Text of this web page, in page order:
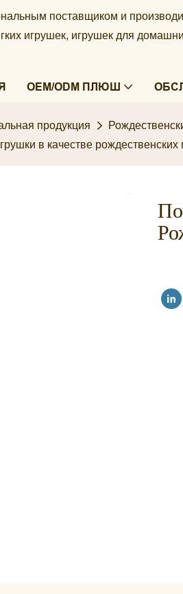
поставщиком и
игрушек, игрушек для
OEM/ODM ПЛЮШ
продукция
в качестве рождественских